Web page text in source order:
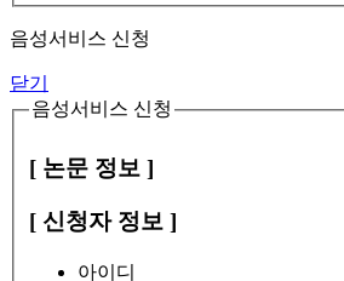
음성서비스 신청
닫기
음성서비스 신청
[ 논문 정보 ]
[ 신청자 정보 ]
아이디